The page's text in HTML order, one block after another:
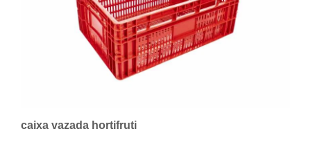
caixa vazada hortifruti